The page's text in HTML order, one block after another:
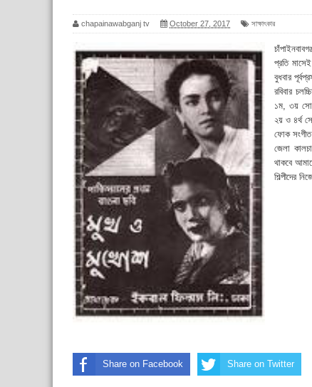
chapainawabganj tv October 27, 2017 সাক্ষাৎকার
প্রতি
বুধবার
রবিবার
১ম, ৩য়
২য় ও ৪র্থ
ফোক সংগীত
জেলা
থাকবে
শিল্পীদের
Share on Facebook Share on Twitter